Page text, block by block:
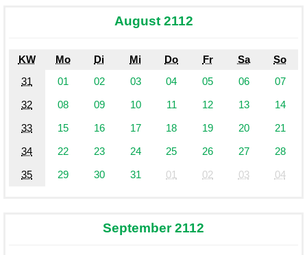
August 2112
KW Mo Di Mi Do Fr Sa
So
31
01 02 03 04 05 06
07
32
08 09 10 11 12 13
14
33
15 16 17 18 19 20
21
34
22 23 24 25 26 27
28
35
29 30 31 01 02 03 04
September 2112